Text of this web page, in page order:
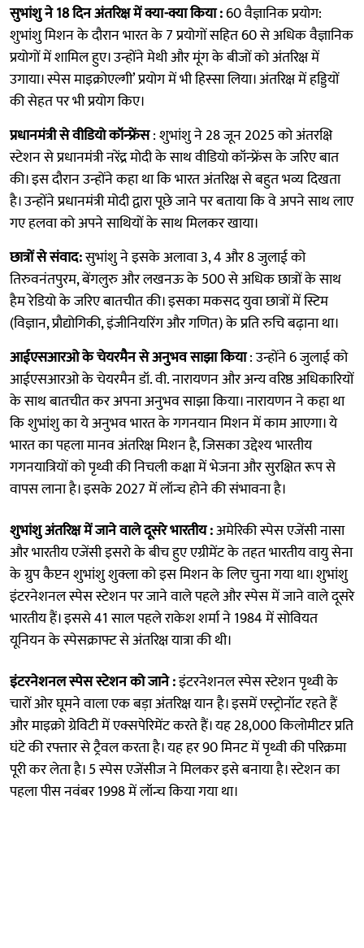
सुभांशु ने 18 दिन अंतरिक्ष में क्या-क्या किया :60 वैज्ञानिक प्रयोग:
शुभांशु मिशन के दौरान भारत के 7 प्रयोगों सहित 60 से अधिक वैज्ञानिक
प्रयोगों में शामिल हुए। उन्होंने मेथी और मूंग के बीजों को अंतरिक्ष में
उगाया। स्पेस माइक्रोएल्गी’ प्रयोग में भी हिस्सा लिया। अंतरिक्ष में हड्डियों
की सेहत पर भी प्रयोग किए।
प्रधानमंत्री से वीडियो कॉन्फ्रेंस: शुभांशु ने 28 जून 2025 को अंतरक्षि
स्टेशन से प्रधानमंत्री नरेंद्र मोदी के साथ वीडियो कॉन्फ्रेंस के जरिए बात
की। इस दौरान उन्होंने कहा था कि भारत अंतरिक्ष से बहुत भव्य दिखता
है। उन्होंने प्रधानमंत्री मोदी द्वारा पूछे जाने पर बताया कि वे अपने साथ लाए
गए हलवा को अपने साथियों के साथ मिलकर खाया।
छात्रों से संवाद:सुभांशु ने इसके अलावा 3, 4 और 8 जुलाई को
तिरुवनंतपुरम, बेंगलुरु और लखनऊ के 500 से अधिक छात्रों के साथ
हैम रेडियो के जरिए बातचीत की। इसका मकसद युवा छात्रों में स्टिम
(विज्ञान, प्रौद्योगिकी, इंजीनियरिंग और गणित) के प्रति रुचि बढ़ाना था।
आईएसआरओ के चेयरमैन से अनुभव साझा किया: उन्होंने 6 जुलाई को
आईएसआरओ के चेयरमैन डॉ. वी. नारायणन और अन्य वरिष्ठ अधिकारियों
के साथ बातचीत कर अपना अनुभव साझा किया। नारायणन ने कहा था
कि शुभांशु का ये अनुभव भारत के गगनयान मिशन में काम आएगा। ये
भारत का पहला मानव अंतरिक्ष मिशन है, जिसका उद्देश्य भारतीय
गगनयात्रियों को पृथ्वी की निचली कक्षा में भेजना और सुरक्षित रूप से
वापस लाना है। इसके 2027 में लॉन्च होने की संभावना है।
शुभांशु अंतरिक्ष में जाने वाले दूसरे भारतीय :अमेरिकी स्पेस एजेंसी नासा
और भारतीय एजेंसी इसरो के बीच हुए एग्रीमेंट के तहत भारतीय वायु सेना
के ग्रुप कैप्टन शुभांशु शुक्ला को इस मिशन के लिए चुना गया था। शुभांशु
इंटरनेशनल स्पेस स्टेशन पर जाने वाले पहले और स्पेस में जाने वाले दूसरे
भारतीय हैं। इससे 41 साल पहले राकेश शर्मा ने 1984 में सोवियत
यूनियन के स्पेसक्राफ्ट से अंतरिक्ष यात्रा की थी।
इंटरनेशनल स्पेस स्टेशन को जाने :इंटरनेशनल स्पेस स्टेशन पृथ्वी के
चारों ओर घूमने वाला एक बड़ा अंतरिक्ष यान है। इसमें एस्ट्रोनॉट रहते हैं
और माइक्रो ग्रेविटी में एक्सपेरिमेंट करते हैं। यह 28,000 किलोमीटर प्रति
घंटे की रफ्तार से ट्रैवल करता है। यह हर 90 मिनट में पृथ्वी की परिक्रमा
पूरी कर लेता है। 5 स्पेस एजेंसीज ने मिलकर इसे बनाया है। स्टेशन का
पहला पीस नवंबर 1998 में लॉन्च किया गया था।